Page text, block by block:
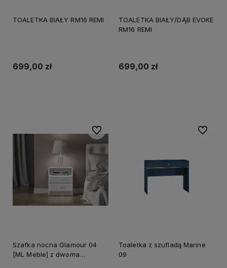
TOALETKA BIAŁY RM16 REMI
699,00 zł
TOALETKA BIAŁY/DĄB EVOKE
RM16 REMI
699,00 zł
Szafka nocna Glamour 04
[ML Meble] z dwoma
Do ulubionych
Toaletka z szufladą Marine
09
Do